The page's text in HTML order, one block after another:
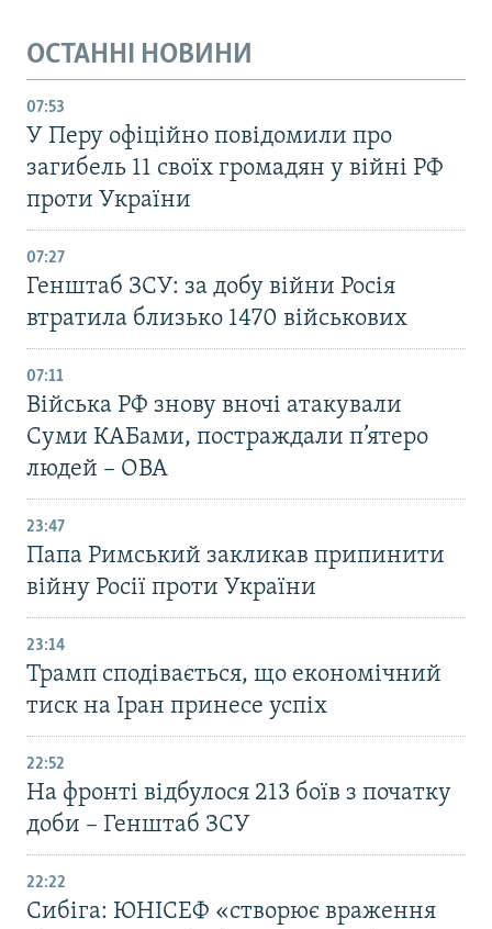
ОСТАННІ НОВИНИ
07:53
У Перу офіційно повідомили про
загибель 11 своїх громадян у війні РФ
проти України
07:27
Генштаб ЗСУ: за добу війни Росія
втратила близько 1470 військових
07:11
Війська РФ знову вночі атакували
Суми КАБами, постраждали п’ятеро
людей – ОВА
23:47
Папа Римський закликав припинити
війну Росії проти України
23:14
Трамп сподівається, що економічний
тиск на Іран принесе успіх
22:52
На фронті відбулося 213 боїв з початку
доби – Генштаб ЗСУ
22:22
Сибіга: ЮНІСЕФ «створює враження